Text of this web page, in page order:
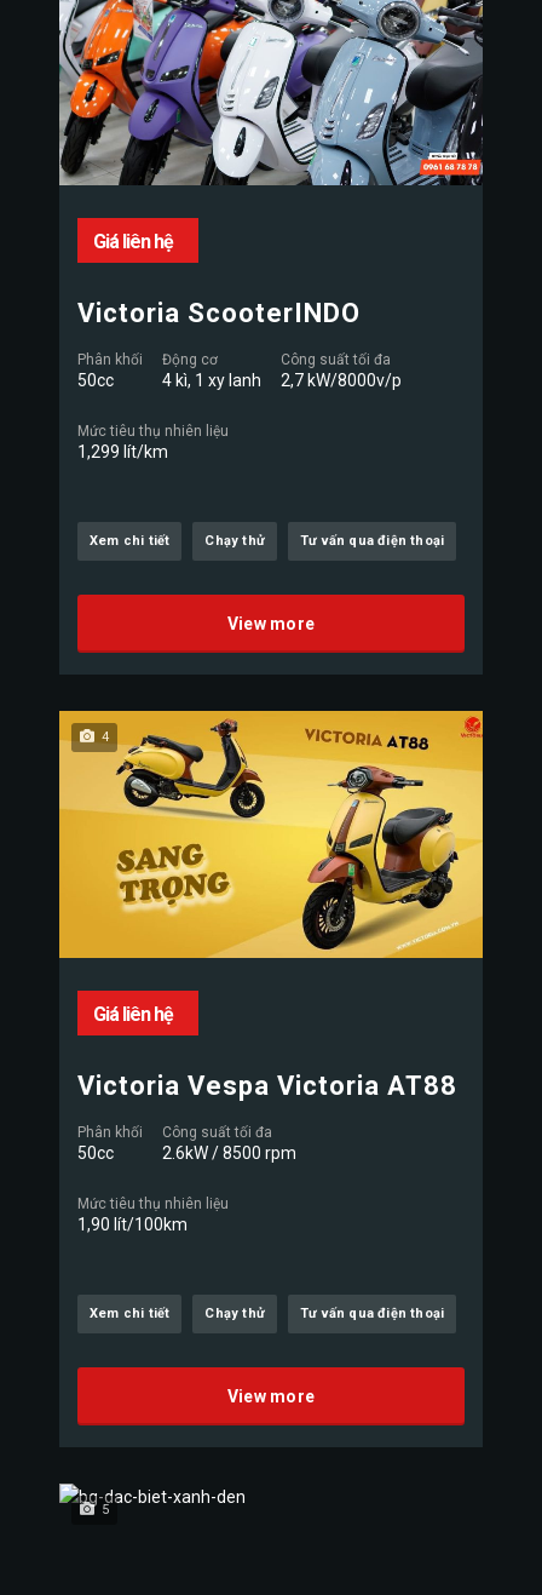
Giá liên hệ
Victoria ScooterINDO
Phân khối
50cc
Động cơ
4 kì, 1 xy lanh
Công suất tối đa
2,7 kW/8000v/p
Mức tiêu thụ nhiên liệu
1,299 lít/km
Xem chi tiết Chạy thử Tư vấn qua điện thoại
View more
4
Giá liên hệ
Victoria Vespa Victoria AT88
Phân khối
50cc
Công suất tối đa
2.6kW / 8500 rpm
Mức tiêu thụ nhiên liệu
1,90 lít/100km
Xem chi tiết Chạy thử Tư vấn qua điện thoại
View more
5